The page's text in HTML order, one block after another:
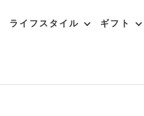
ライフスタイル ギフト